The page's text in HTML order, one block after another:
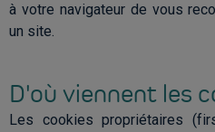
à votre navigateur de vous
un site.
D'où viennent les
Les cookies propriétaires